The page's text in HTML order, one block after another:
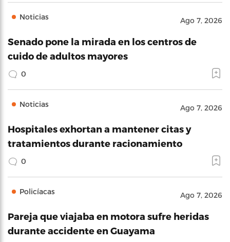
Noticias Ago 7, 2026
Senado pone la mirada en los centros de
cuido de adultos mayores
0
Noticias Ago 7, 2026
Hospitales exhortan a mantener citas y
tratamientos durante racionamiento
0
Policíacas Ago 7, 2026
Pareja que viajaba en motora sufre heridas
durante accidente en Guayama